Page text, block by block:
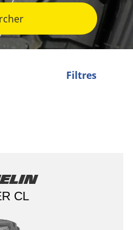
Filtres
CL